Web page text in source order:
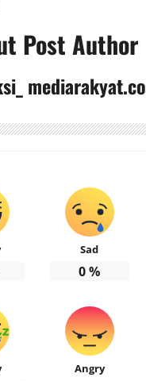
Post Author
mediarakyat.co
Sad
0%
Angry